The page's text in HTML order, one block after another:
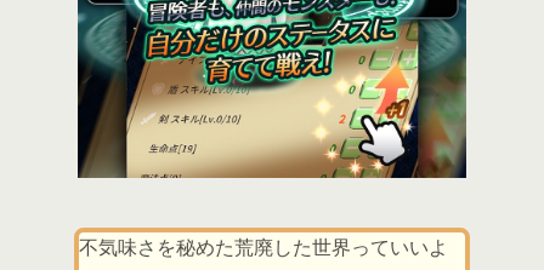
不気味さを秘めた荒廃した世界っていいよ